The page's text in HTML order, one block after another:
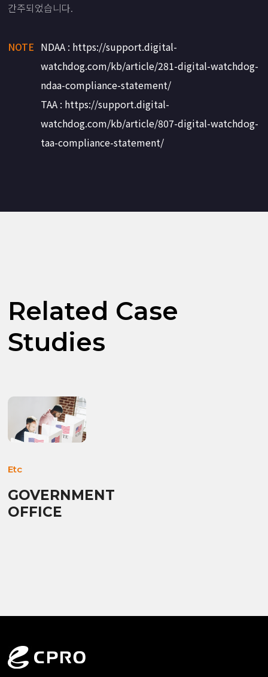
간주되었습니다.
NOTE NDAA : https://support.digital-
watchdog.com/kb/article/281-digital-watchdog-
ndaa-compliance-statement/
TAA : https://support.digital-
watchdog.com/kb/article/807-digital-watchdog-
taa-compliance-statement/
Related Case
Studies
Etc
GOVERNMENT
OFFICE